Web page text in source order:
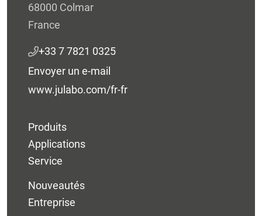
68000 Colmar
France
+33 7 7821 0325
Envoyer un e-mail
www.julabo.com/fr-fr
Produits
Applications
Service
Nouveautés
Entreprise